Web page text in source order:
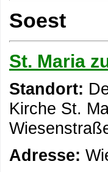
Soest
St. Maria
Standort:
Kirche St.
Adresse: